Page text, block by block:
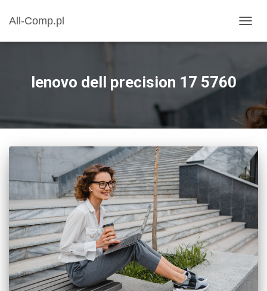
All-Comp.pl
lenovo dell precision 17 5760